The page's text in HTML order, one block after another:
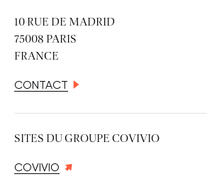
10 RUE DE MADRID
75008 PARIS
FRANCE
CONTACT
SITES DU GROUPE COVIVIO
COVIVIO